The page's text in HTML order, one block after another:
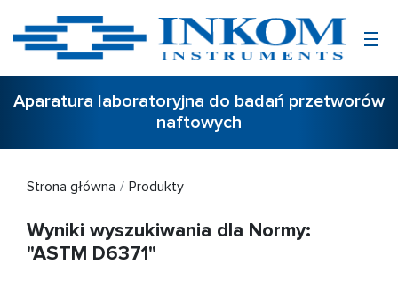
Aparatura laboratoryjna do badań przetworów
naftowych
Strona główna Produkty
Wyniki wyszukiwania dla Normy:
"ASTM D6371"